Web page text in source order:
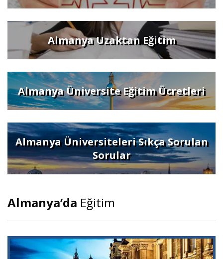
Almanya Uzaktan Eğitim
Almanya Üniversite Eğitim Ücretleri
Almanya Üniversiteleri Sıkça Sorulan
Sorular
Almanya’da Eğitim